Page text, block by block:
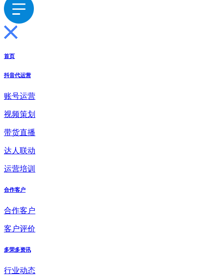
首页
抖音代运营
账号运营
视频策划
带货直播
达人联动
运营培训
合作客户
合作客户
客户评价
多荣多资讯
行业动态